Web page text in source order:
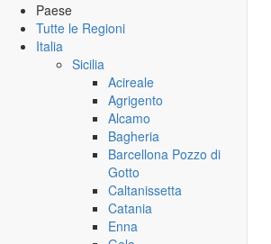
Paese
Tutte le Regioni
Italia
Sicilia
Acireale
Agrigento
Alcamo
Bagheria
Barcellona Pozzo di
Gotto
Caltanissetta
Catania
Enna
Offerte (1)Domande (0)